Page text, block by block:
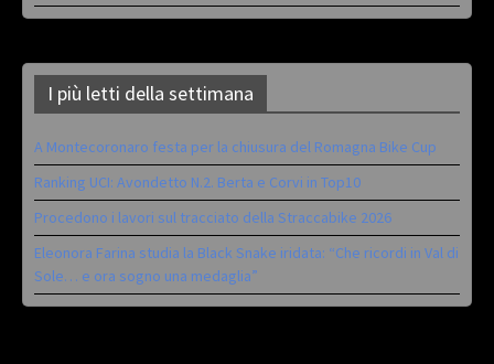
I più letti della settimana
A Montecoronaro festa per la chiusura del Romagna Bike Cup
Ranking UCI: Avondetto N.2. Berta e Corvi in Top10
Procedono i lavori sul tracciato della Straccabike 2026
Eleonora Farina studia la Black Snake iridata: “Che ricordi in Val di
Sole… e ora sogno una medaglia”